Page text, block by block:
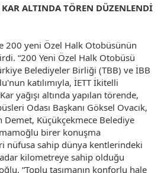
ALTINDA TÖREN DÜZENLENDİ
200 yeni Özel Halk Otobüsünün
“200 Yeni Özel Halk Otobüsü
Belediyeler Birliği (TBB) ve İBB
katılımıyla, İETT İkitelli
yağışı altında yapılan törende,
Odası Başkanı Göksel Ovacık,
Küçükçekmece Belediye
birer konuşma
nüfusa sahip dünya kentlerindeki
kilometreye sahip olduğu
“Toplu taşımanın konforlu hale